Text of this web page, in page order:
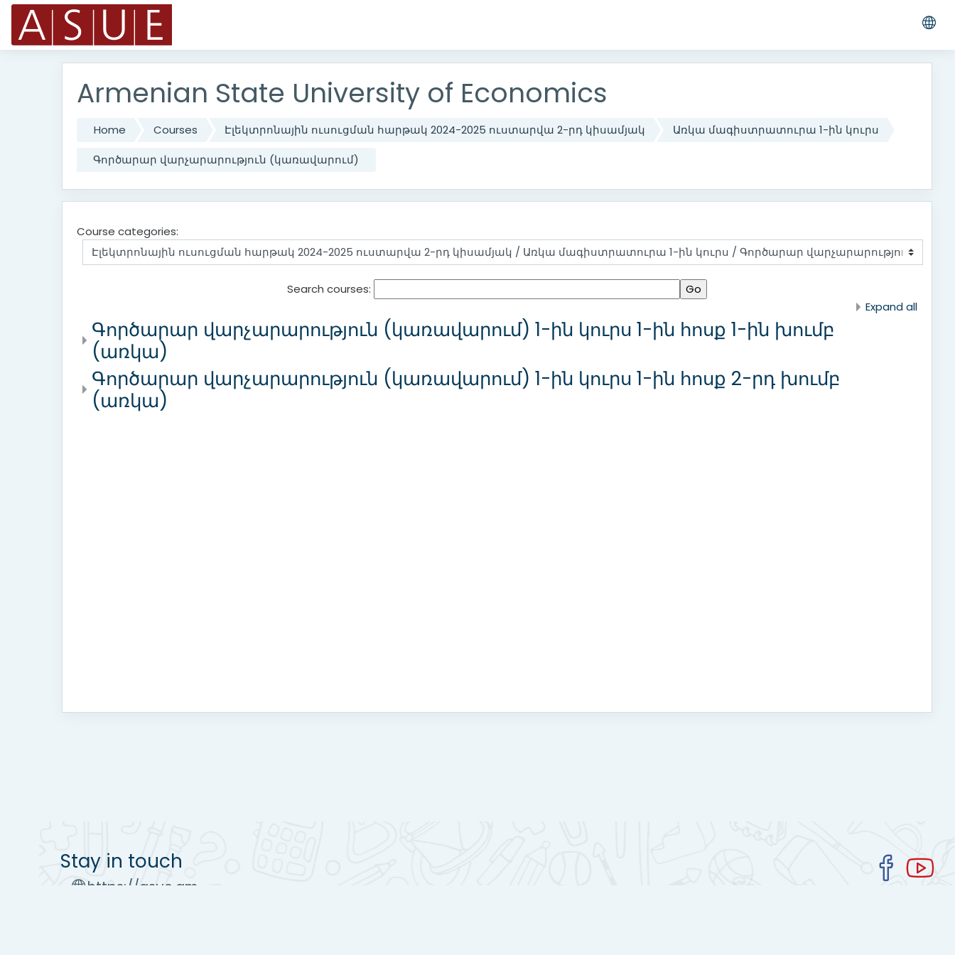
Skip to main content
Armenian State University of Economics
Home Courses Էլեկտրոնային ուսուցման հարթակ 2024-2025 ուստարվա 2-րդ կիսամյակ
Առկա մագիստրատուրա 1-ին կուրս
Գործարար վարչարարություն (կառավարում)
Course categories:
Search courses:
Expand all
Գործարար վարչարարություն (կառավարում) 1-ին կուրս 1-ին հոսք 1-ին խումբ
(առկա)
Գործարար վարչարարություն (կառավարում) 1-ին կուրս 1-ին հոսք 2-րդ խումբ
(առկա)
Stay in touch
https://asue.am